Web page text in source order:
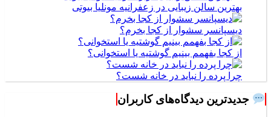
بهترین سالن زیبایی در زعفرانیه مونلیا بیوتی
دیسپانسر سشوار از کجا بخرم؟
از کجا بفهمم بینیم گوشتیه یا استخوانی؟
چرا پرده را نباید در خانه شست؟
جدیدترین دیدگاه‌های کاربران